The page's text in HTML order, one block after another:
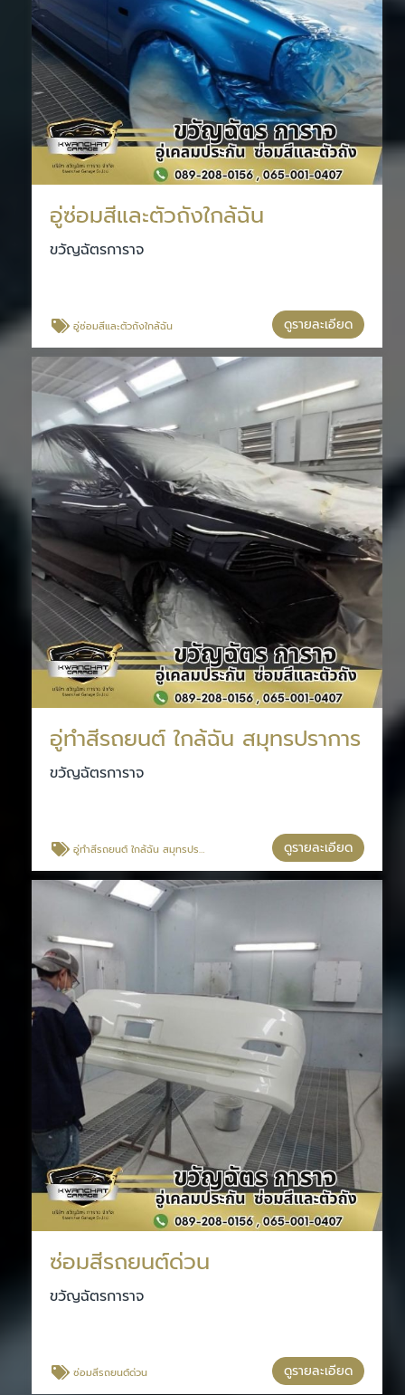
อู่ซ่อมสีและตัวถังใกล้ฉัน
ขวัญฉัตรการาจ
อู่ซ่อมสีและตัวถังใกล้ฉัน ดูรายละเอียด
อู่ทําสีรถยนต์ ใกล้ฉัน สมุทรปราการ
ขวัญฉัตรการาจ
อู่ทําสีรถยนต์ ใกล้ฉัน สมุทรปราการ ดูรายละเอียด
ซ่อมสีรถยนต์ด่วน
ขวัญฉัตรการาจ
ซ่อมสีรถยนต์ด่วน ดูรายละเอียด